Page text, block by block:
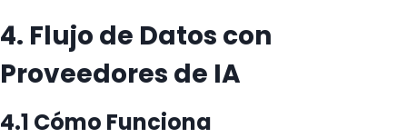
4. Flujo de Datos con
Proveedores de IA
4.1 Cómo Funciona